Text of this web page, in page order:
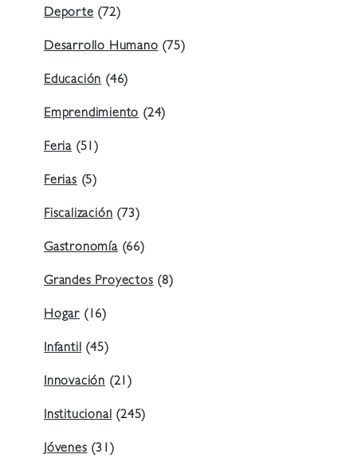
Deporte (72)
Desarrollo Humano (75)
Educación (46)
Emprendimiento (24)
Feria (51)
Ferias (5)
Fiscalización (73)
Gastronomía(66)
Grandes Proyectos (8)
Hogar (16)
Infantil (45)
Innovación (21)
Institucional (245)
Jóvenes (31)